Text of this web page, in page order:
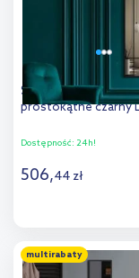
Styler Loft lustro
prostokątne czarny
Dostępność: 24h!
506,44 zł
Dodaj do
multirabaty